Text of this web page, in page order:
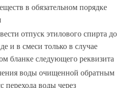
в обязательном порядке
отпуск этилового спирта до
и в смеси только в случае
бланке следующего реквизита
воды очищенной обратным
перехода воды через